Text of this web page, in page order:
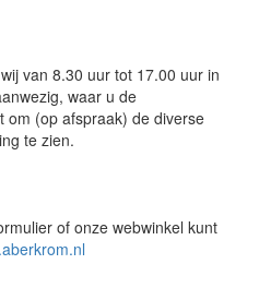
van 8.30 uur tot 17.00 uur in
waar u de
om (op afspraak) de diverse
te zien.
of onze webwinkel kunt